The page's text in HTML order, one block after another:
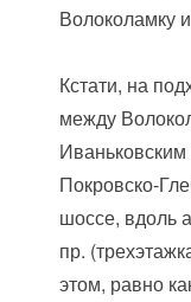
Волоколамку
Кстати, на
между
Покровско-
шоссе, вдоль
пр.
этом, равно